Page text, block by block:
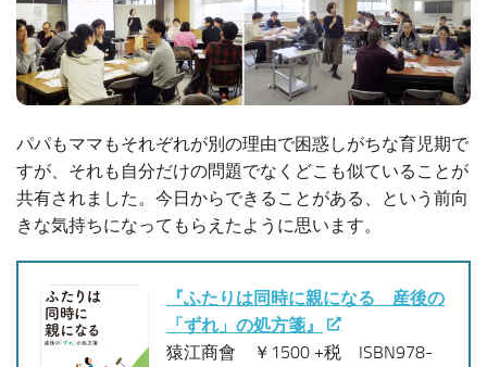
パパもママもそれぞれが別の理由で困惑しがちな育児期で
すが、それも自分だけの問題でなくどこも似ていることが
共有されました。今日からできることがある、という前向
きな気持ちになってもらえたように思います。
『ふたりは同時に親になる 産後の
「ずれ」の処方箋』
猿江商會 ￥1500 +税 ISBN978-